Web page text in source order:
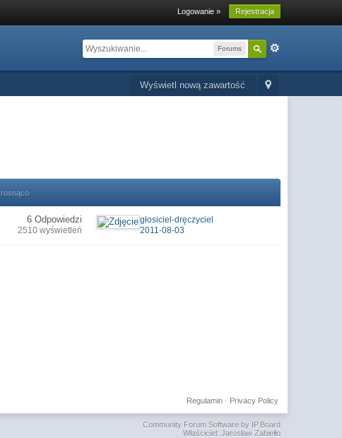
Logowanie » Rejestracja
Forums
Wyświetl nową zawartość
rosnąco
6 Odpowiedzi
2510 wyświetleń
głosiciel-dręczyciel
2011-08-03
Privacy Policy
Regulamin·
Community Forum Software by IP.Board
Właściciel: Jarosław Zabiełło